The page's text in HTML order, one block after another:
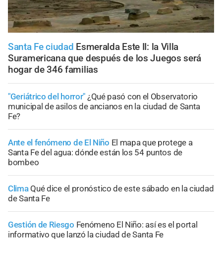
Santa Fe ciudad Esmeralda Este II: la Villa
Suramericana que después de los Juegos será
hogar de 346 familias
"Geriátrico del horror" ¿Qué pasó con el Observatorio
municipal de asilos de ancianos en la ciudad de Santa
Fe?
Ante el fenómeno de El Niño El mapa que protege a
Santa Fe del agua: dónde están los 54 puntos de
bombeo
Clima Qué dice el pronóstico de este sábado en la ciudad
de Santa Fe
Gestión de Riesgo Fenómeno El Niño: así es el portal
informativo que lanzó la ciudad de Santa Fe